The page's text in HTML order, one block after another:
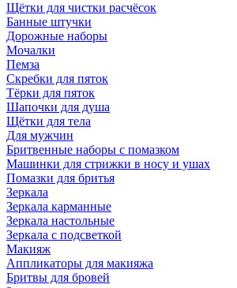
Щётки для чистки расчёсок
Банные штучки
Дорожные наборы
Мочалки
Пемза
Скребки для пяток
Тёрки для пяток
Шапочки для душа
Щётки для тела
Для мужчин
Бритвенные наборы с помазком
Машинки для стрижки в носу и ушах
Помазки для бритья
Зеркала
Зеркала карманные
Зеркала настольные
Зеркала с подсветкой
Макияж
Аппликаторы для макияжа
Бритвы для бровей